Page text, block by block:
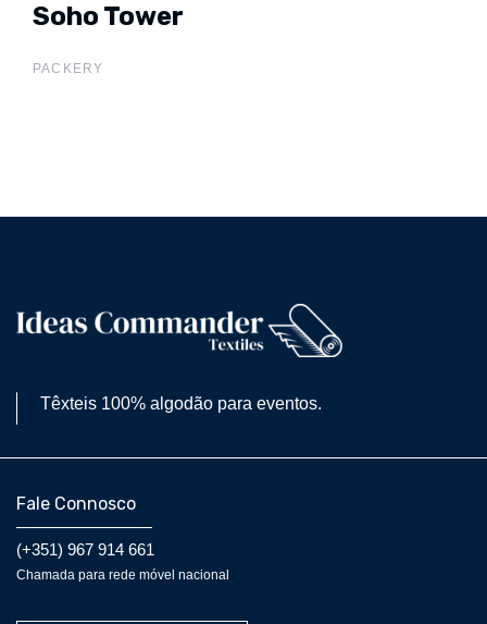
Soho Tower
Soho
Tower
PACKERY
Têxteis 100% algodão para eventos.
Fale Connosco
(+351) 967 914 661
Chamada para rede móvel nacional